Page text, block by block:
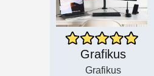
Grafikus
Grafikus